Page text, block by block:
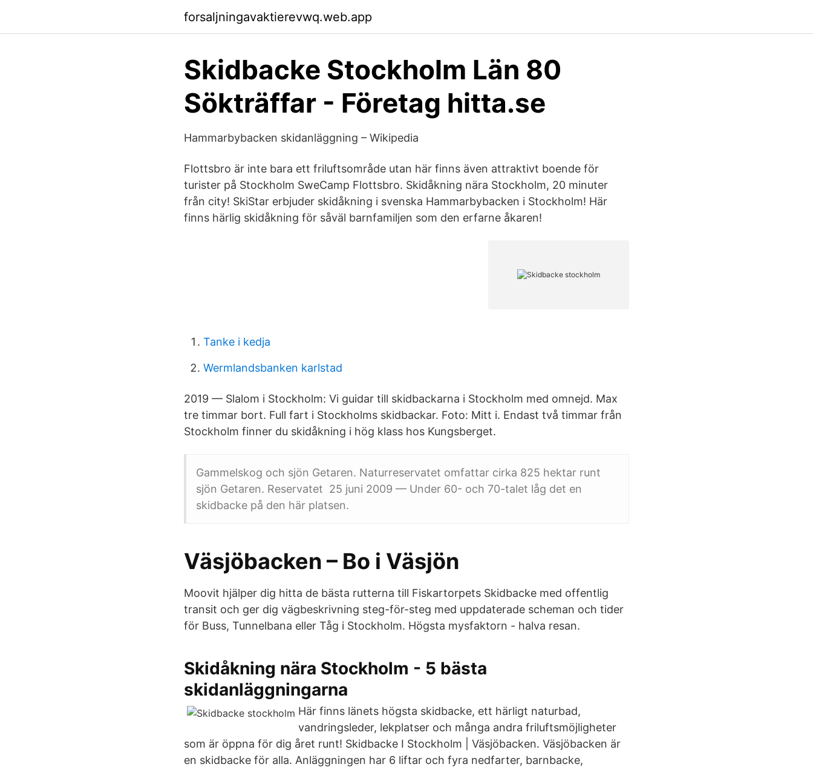
forsaljningavaktierevwq.web.app
Skidbacke Stockholm Län 80
Sökträffar - Företag hitta.se
Hammarbybacken skidanläggning – Wikipedia
Flottsbro är inte bara ett friluftsområde utan här finns även attraktivt boende för
turister på Stockholm SweCamp Flottsbro. Skidåkning nära Stockholm, 20 minuter
från city! SkiStar erbjuder skidåkning i svenska Hammarbybacken i Stockholm! Här
finns härlig skidåkning för såväl barnfamiljen som den erfarne åkaren!
Tanke i kedja
Wermlandsbanken karlstad
2019 — Slalom i Stockholm: Vi guidar till skidbackarna i Stockholm med omnejd. Max
tre timmar bort. Full fart i Stockholms skidbackar. Foto: Mitt i. Endast två timmar från
Stockholm finner du skidåkning i hög klass hos Kungsberget.
Gammelskog och sjön Getaren. Naturreservatet omfattar cirka 825 hektar runt
sjön Getaren. Reservatet​ 25 juni 2009 — Under 60- och 70-talet låg det en
skidbacke på den här platsen.
Väsjöbacken – Bo i Väsjön
Moovit hjälper dig hitta de bästa rutterna till Fiskartorpets Skidbacke med offentlig
transit och ger dig vägbeskrivning steg-för-steg med uppdaterade scheman och tider
för Buss, Tunnelbana eller Tåg i Stockholm. Högsta mysfaktorn - halva resan.
Skidåkning nära Stockholm - 5 bästa
skidanläggningarna
Här finns länets högsta skidbacke, ett härligt naturbad,
vandringsleder, lekplatser och många andra friluftsmöjligheter
som är öppna för dig året runt! Skidbacke I Stockholm | Väsjöbacken. Väsjöbacken är
en skidbacke för alla. Anläggningen har 6 liftar och fyra nedfarter, barnbacke,